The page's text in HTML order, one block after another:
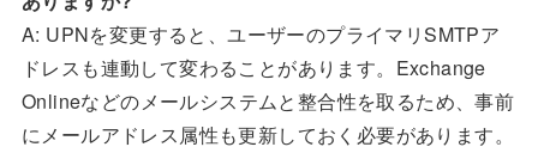
A: UPNを変更すると、ユーザーのプライマリSMTPア
ドレスも連動して変わることがあります。Exchange
Onlineなどのメールシステムと整合性を取るため、事前
にメールアドレス属性も更新しておく必要があります。